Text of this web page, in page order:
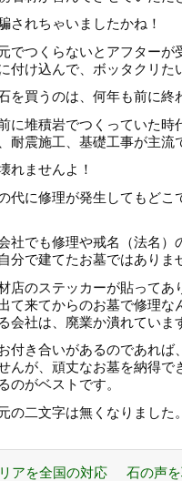
されちゃいましたかね！
でつくらないとアフターが
付け込んで、ボッタクリた
を買うのは、何年も前に終
に堆積岩でつくっていた時
耐震施工、基礎工事が主流
れませんよ！
代に修理が発生してもどこ
社でも修理や戒名（法名）
分で建てたお墓ではありま
店のステッカーが貼ってあ
て来てからのお墓で修理な
会社は、廃業か潰れていま
付き合いがあるのであれば
んが、頑丈なお墓を納得で
のがベストです。
の二文字は無くなりました。
アを全国の対応 石の声